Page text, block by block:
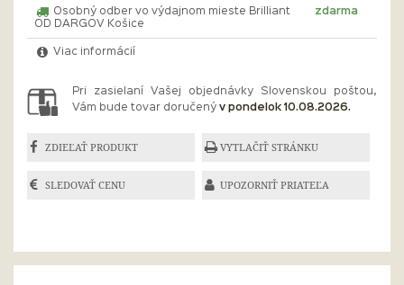
Osobný odber vo výdajnom mieste Brilliant
OD DARGOV Košice
zdarma
Viac informácií
Pri zasielaní Vašej objednávky Slovenskou poštou,
Vám bude tovar doručený v pondelok 10.08.2026.
ZDIEĽAŤ PRODUKT VYTLAČIŤ STRÁNKU
SLEDOVAŤ CENU UPOZORNIŤ PRIATEĽA